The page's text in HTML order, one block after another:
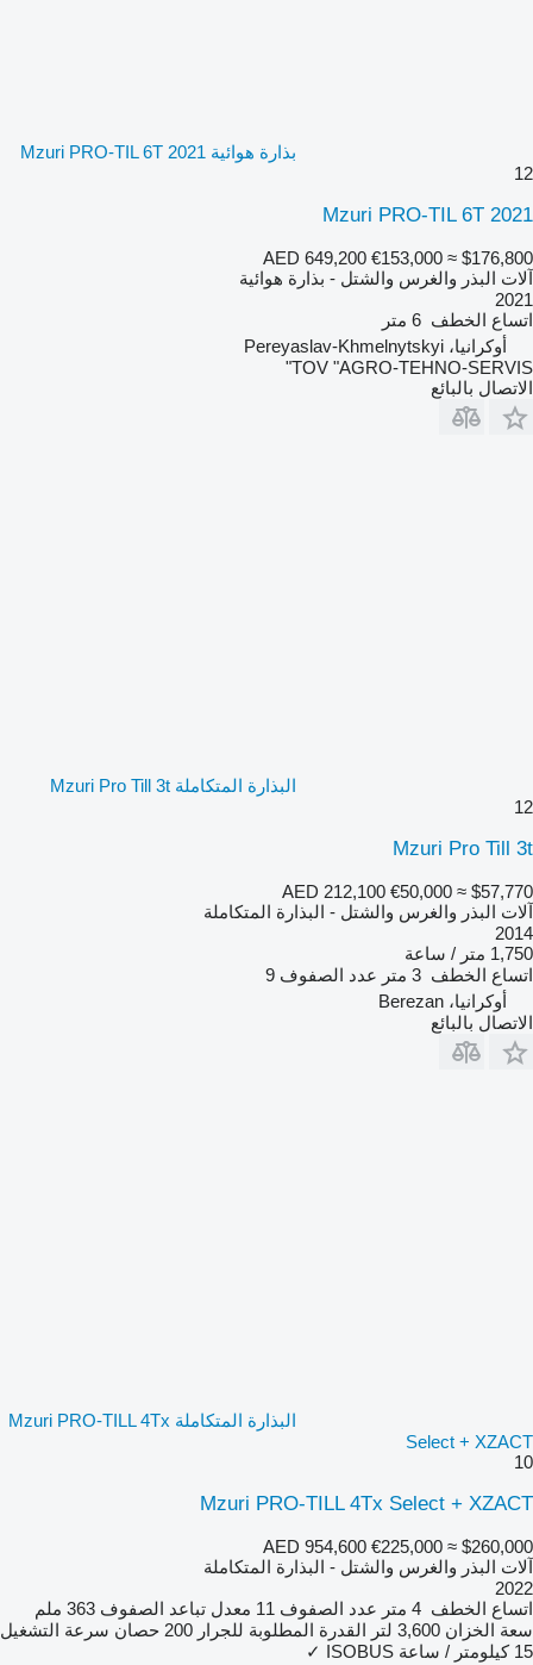
بذارة هوائية Mzuri PRO-TIL 6T 2021
12
Mzuri PRO-TIL 6T 2021
AED 649,200 €153,000 ≈ $176,800
آلات البذر والغرس والشتل - بذارة هوائية
2021
اتساع الخطف 6 متر
أوكرانيا، Pereyaslav-Khmelnytskyi
TOV "AGRO-TEHNO-SERVIS"
الاتصال بالبائع
البذارة المتكاملة Mzuri Pro Till 3t
12
Mzuri Pro Till 3t
AED 212,100 €50,000 ≈ $57,770
آلات البذر والغرس والشتل - البذارة المتكاملة
2014
1,750 متر / ساعة
اتساع الخطف 3 متر عدد الصفوف 9
أوكرانيا، Berezan
الاتصال بالبائع
البذارة المتكاملة Mzuri PRO-TILL 4Tx
Select + XZACT
10
Mzuri PRO-TILL 4Tx Select + XZACT
AED 954,600 €225,000 ≈ $260,000
آلات البذر والغرس والشتل - البذارة المتكاملة
2022
اتساع الخطف 4 متر عدد الصفوف 11 معدل تباعد الصفوف 363 ملم
سعة الخزان 3,600 لتر القدرة المطلوبة للجرار 200 حصان
سرعة التشغيل
15 كيلومتر / ساعة
ISOBUS
✓